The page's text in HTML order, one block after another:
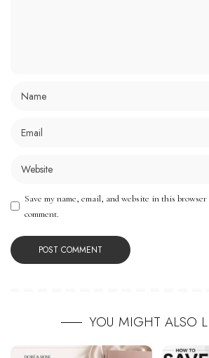
Save my name, email, and website in this
comment.
YOU MIGHT ALSO